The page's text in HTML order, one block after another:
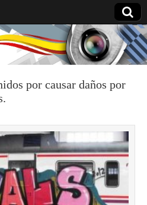
por causar daños por